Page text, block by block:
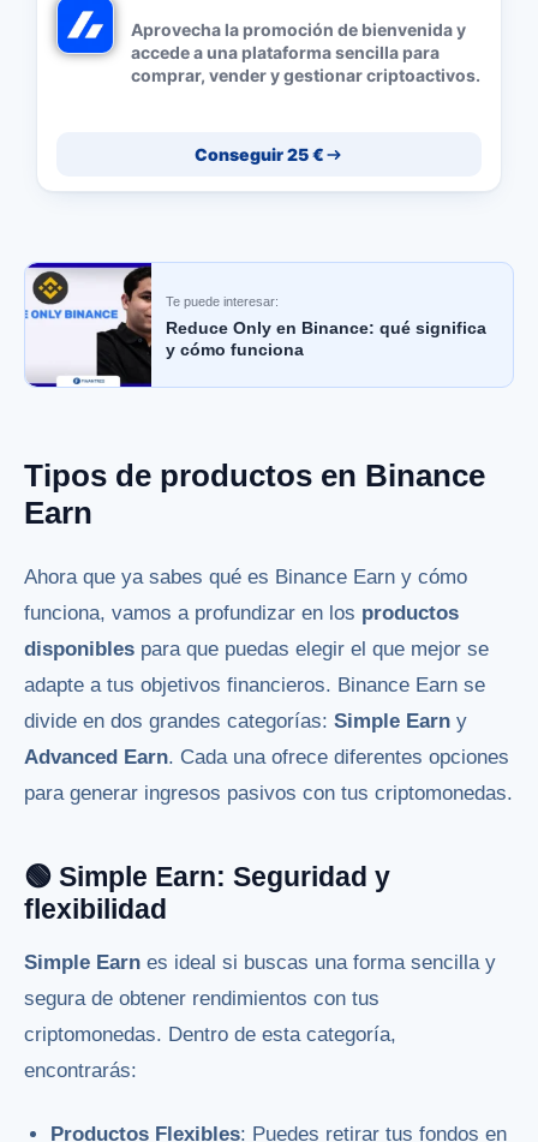
Aprovecha la promoción de bienvenida y
accede a una plataforma sencilla para
comprar, vender y gestionar criptoactivos.
Conseguir 25 €
Te puede interesar:
Reduce Only en Binance: qué significa
y cómo funciona
Tipos de productos en Binance
Earn
Ahora que ya sabes qué es Binance Earn y cómo
funciona, vamos a profundizar en los productos
disponibles para que puedas elegir el que mejor se
adapte a tus objetivos financieros. Binance Earn se
divide en dos grandes categorías: Simple Earn y
Advanced Earn. Cada una ofrece diferentes opciones
para generar ingresos pasivos con tus criptomonedas.
🟢 Simple Earn: Seguridad y
flexibilidad
Simple Earn es ideal si buscas una forma sencilla y
segura de obtener rendimientos con tus
criptomonedas. Dentro de esta categoría,
encontrarás:
Productos Flexibles: Puedes retirar tus fondos en